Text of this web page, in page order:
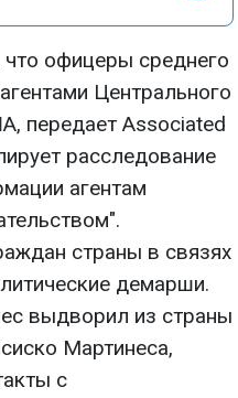
офицеры среднего
Центрального
передает Associated
расследование
агентам
страны в связях
демарши.
выдворил из страны
Мартинеса,
с